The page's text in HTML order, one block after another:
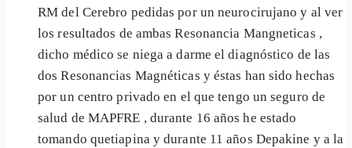
RM del Cerebro pedidas por un neurocirujano y al ver
los resultados de ambas Resonancia Mangneticas ,
dicho médico se niega a darme el diagnóstico de las
dos Resonancias Magnéticas y éstas han sido hechas
por un centro privado en el que tengo un seguro de
salud de MAPFRE , durante 16 años he estado
tomando quetiapina y durante 11 años Depakine y a la